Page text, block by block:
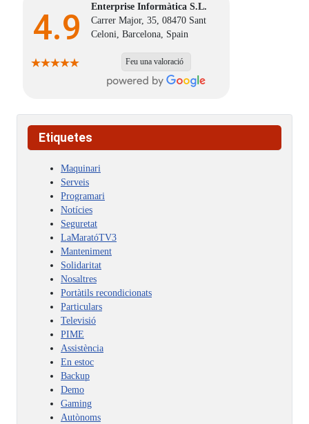
4.9
Enterprise Informàtica S.L.
Carrer Major, 35, 08470 Sant
Celoni, Barcelona, Spain
Feu una valoració
Etiquetes
Maquinari
Serveis
Programari
Notícies
Seguretat
LaMaratóTV3
Manteniment
Solidaritat
Nosaltres
Portàtils recondicionats
Particulars
Televisió
PIME
Assistència
En estoc
Backup
Demo
Gaming
Autònoms